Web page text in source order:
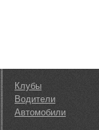
Клубы
Водители
Автомобили